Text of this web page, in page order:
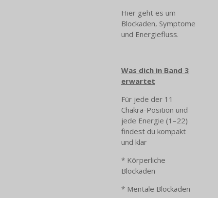
Hier geht es um
Blockaden, Symptome
und Energiefluss.
Was dich in Band 3
erwartet
Für jede der 11
Chakra-Position und
jede Energie (1–22)
findest du kompakt
und klar
* Körperliche
Blockaden
* Mentale Blockaden